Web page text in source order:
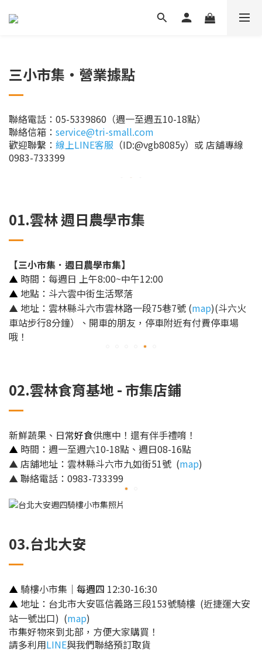
三小市集・營業據點
聯絡電話：05-5339860（週一至週五10-18點）
聯絡信箱： service@tri-small.com
歡迎聯繫： 線上LINE客服 （ID:@vgb8085y）或 店舖專線
0983-733399
01.雲林週日農學市集
【三小市集．週日農學市集】
▲ 時間：每週日 上午8:00~中午12:00
▲ 地點：斗六雲中街生活聚落
▲ 地址：雲林縣斗六市雲林路一段75巷7號 (map)(斗六火
車站步行8分鐘）、開車的朋友，停車附近有付費停車場
哦！
02.雲林食育基地 - 市集店鋪
新鮮蔬果、日常好食供應中！還有伴手禮唷！
▲ 時間：週一至週六10-18點、週日08-16點
▲ 店舖地址：雲林縣斗六市九如街51號 (map)
▲ 聯絡電話：0983-733399
03.台北大安
▲ 騎樓小市集｜ 每週四 12:30-16:30
▲ 地址：台北市大安區信義路三段153號騎樓 (近捷運大安
站一號出口) (map)
市集好物來到北部，方便大家購買！
請多利用LINE與我們聯絡預訂取貨